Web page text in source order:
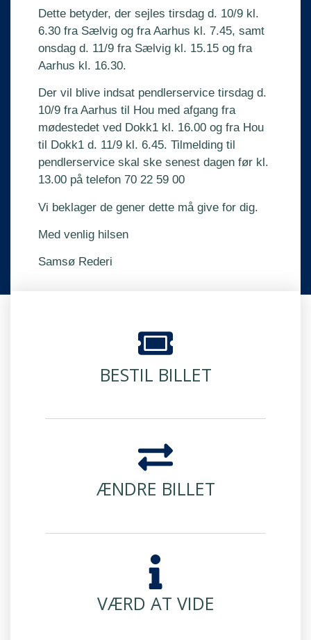
Dette betyder, der sejles tirsdag d. 10/9 kl.
6.30 fra Sælvig og fra Aarhus kl. 7.45, samt
onsdag d. 11/9 fra Sælvig kl. 15.15 og fra
Aarhus kl. 16.30.
Der vil blive indsat pendlerservice tirsdag d.
10/9 fra Aarhus til Hou med afgang fra
mødestedet ved Dokk1 kl. 16.00 og fra Hou
til Dokk1 d. 11/9 kl. 6.45. Tilmelding til
pendlerservice skal ske senest dagen før kl.
13.00 på telefon 70 22 59 00
Vi beklager de gener dette må give for dig.
Med venlig hilsen
Samsø Rederi
BESTIL BILLET
ÆNDRE BILLET
VÆRD AT VIDE